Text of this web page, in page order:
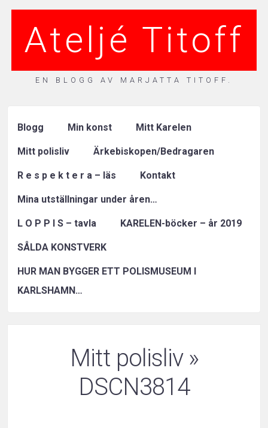
Ateljé Titoff
EN BLOGG AV MARJATTA TITOFF.
Blogg Min konst Mitt Karelen
Mitt polisliv Ärkebiskopen/Bedragaren
R e s p e k t e r a – läs Kontakt
Mina utställningar under åren…
L O P P I S – tavla KARELEN-böcker – år 2019
SÅLDA KONSTVERK
HUR MAN BYGGER ETT POLISMUSEUM I
KARLSHAMN…
Mitt polisliv»
DSCN3814